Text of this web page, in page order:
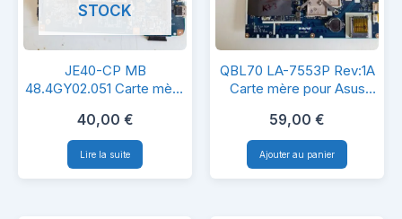
JE40-
CP
MB
48.4GY02.051
Carte
STOCK
JE40-CP MB
48.4GY02.051 Carte mère
40,00 €
Lire la suite
QBL70
LA-
7553P
Rev:1A
Carte
QBL70 LA-7553P Rev:1A
Carte mère pour Asus
59,00 €
Ajouter au panier